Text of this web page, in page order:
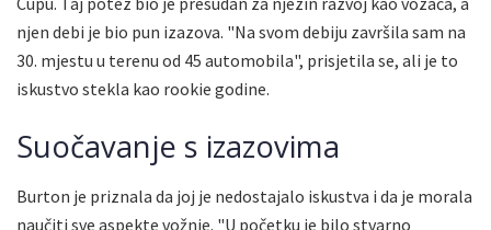
njen debi je bio pun izazova. "Na svom debiju završila sam na
30. mjestu u terenu od 45 automobila", prisjetila se, ali je to
iskustvo stekla kao rookie godine.
Suočavanje s izazovima
Burton je priznala da joj je nedostajalo iskustva i da je morala
naučiti sve aspekte vožnje. "U početku je bilo stvarno